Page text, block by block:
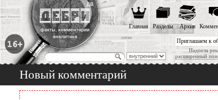
Приглашаем к
Надоела
расширенный
Главная Разделы Архив
Новый комментарий